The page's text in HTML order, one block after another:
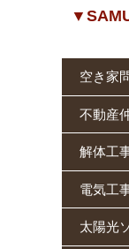
空き家
不動産
解体工
電気工
太陽光